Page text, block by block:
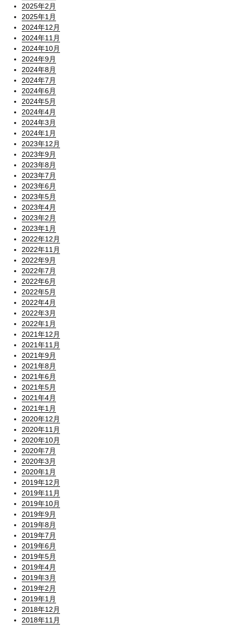
2025年2月
2025年1月
2024年12月
2024年11月
2024年10月
2024年9月
2024年8月
2024年7月
2024年6月
2024年5月
2024年4月
2024年3月
2024年1月
2023年12月
2023年9月
2023年8月
2023年7月
2023年6月
2023年5月
2023年4月
2023年2月
2023年1月
2022年12月
2022年11月
2022年9月
2022年7月
2022年6月
2022年5月
2022年4月
2022年3月
2022年1月
2021年12月
2021年11月
2021年9月
2021年8月
2021年6月
2021年5月
2021年4月
2021年1月
2020年12月
2020年11月
2020年10月
2020年7月
2020年3月
2020年1月
2019年12月
2019年11月
2019年10月
2019年9月
2019年8月
2019年7月
2019年6月
2019年5月
2019年4月
2019年3月
2019年2月
2019年1月
2018年12月
2018年11月